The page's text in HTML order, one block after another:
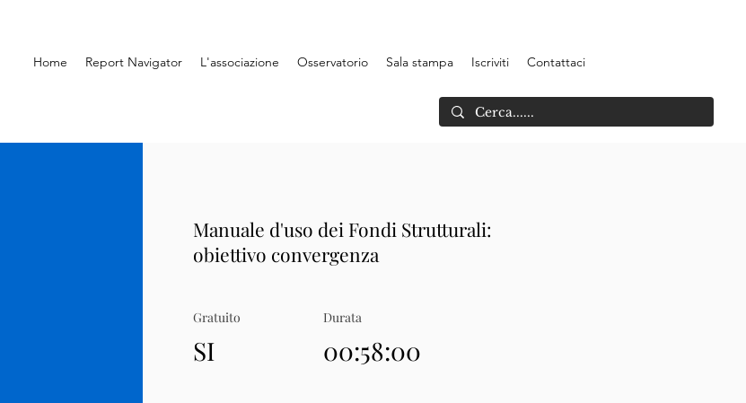
Home Report Navigator L'associazione Osservatorio Sala stampa Iscriviti Contattaci
Manuale d'uso dei Fondi Strutturali:
obiettivo convergenza
Gratuito
SI
Durata
00:58:00